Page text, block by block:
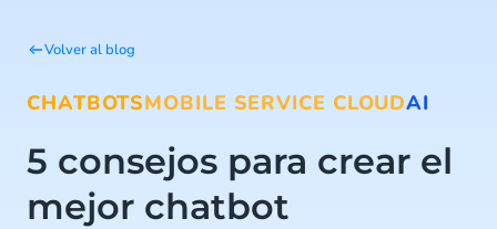
Volver al blog
CHATBOTSMOBILE SERVICE CLOUDAI
5 consejos para crear el
mejor chatbot